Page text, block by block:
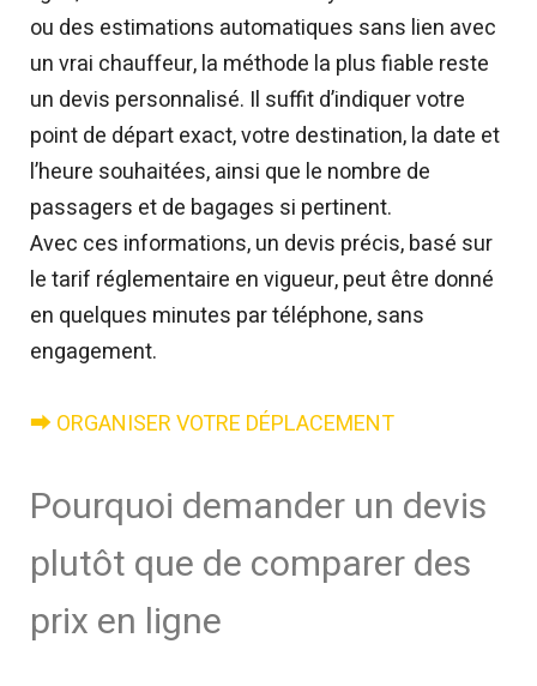
ou des estimations automatiques sans lien avec
un vrai chauffeur, la méthode la plus fiable reste
un devis personnalisé. Il suffit d’indiquer votre
point de départ exact, votre destination, la date et
l’heure souhaitées, ainsi que le nombre de
passagers et de bagages si pertinent.
Avec ces informations, un devis précis, basé sur
le tarif réglementaire en vigueur, peut être donné
en quelques minutes par téléphone, sans
engagement.
⮕ ORGANISER VOTRE DÉPLACEMENT
Pourquoi demander un devis
plutôt que de comparer des
prix en ligne